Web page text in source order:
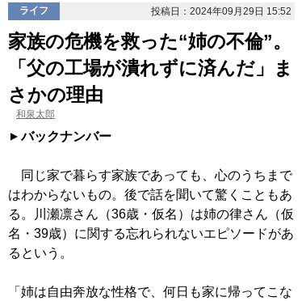
ライフ 投稿日：2024年09月29日 15:52
家族の危機を救った“姉の不倫”。
「父の工場が潰れずに済んだ」ま
さかの理由
和泉太郎
バックナンバー
同じ家で暮らす家族であっても、心のうちまで
はわからないもの。後で話を聞いて驚くこともあ
る。川瀬凛さん（36歳・仮名）は姉の律さん（仮
名・39歳）に関する忘れられないエピソードがあ
るという。
「姉は自由奔放な性格で、何日も家に帰ってこな